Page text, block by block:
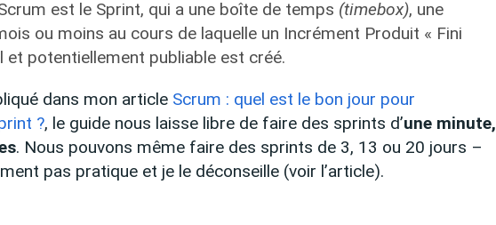
est le Sprint, qui a une boîte de temps (timebox), une
ou moins au cours de laquelle un Incrément Produit « Fini
et potentiellement publiable est créé.
dans mon article Scrum : quel est le bon jour pour
?, le guide nous laisse libre de faire des sprints d’une minute,
. Nous pouvons même faire des sprints de 3, 13 ou 20 jours –
pas pratique et je le déconseille (voir l’article).